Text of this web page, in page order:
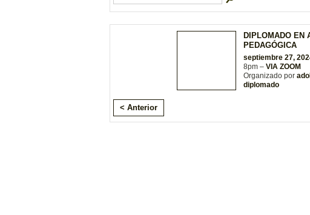
DIPLOMADO EN
PEDAGÓGICA
septiembre 27,
8pm – VIA ZOOM
Organizado por
diplomado
< Anterior